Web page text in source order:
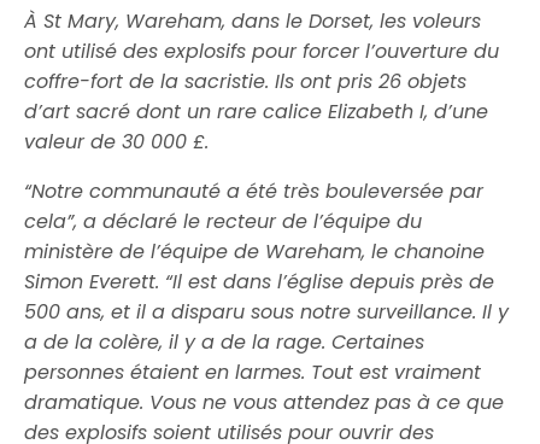
À St Mary, Wareham, dans le Dorset, les voleurs
ont utilisé des explosifs pour forcer l’ouverture du
coffre-fort de la sacristie. Ils ont pris 26 objets
d’art sacré dont un rare calice Elizabeth I, d’une
valeur de 30 000 £.
“Notre communauté a été très bouleversée par
cela”, a déclaré le recteur de l’équipe du
ministère de l’équipe de Wareham, le chanoine
Simon Everett. “Il est dans l’église depuis près de
500 ans, et il a disparu sous notre surveillance. Il y
a de la colère, il y a de la rage. Certaines
personnes étaient en larmes. Tout est vraiment
dramatique. Vous ne vous attendez pas à ce que
des explosifs soient utilisés pour ouvrir des